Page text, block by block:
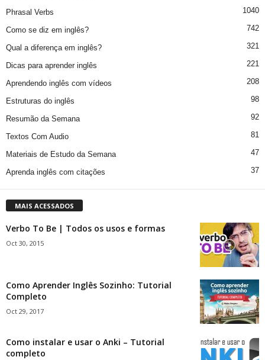
Phrasal Verbs 1040
Como se diz em inglês? 742
Qual a diferença em inglês? 321
Dicas para aprender inglês 221
Aprendendo inglês com vídeos 208
Estruturas do inglês 98
Resumão da Semana 92
Textos Com Audio 81
Materiais de Estudo da Semana 47
Aprenda inglês com citações 37
MAIS ACESSADOS
Verbo To Be | Todos os usos e formas
Oct 30, 2015
Como Aprender Inglês Sozinho: Tutorial
Completo
Oct 29, 2017
Como instalar e usar o Anki – Tutorial
completo